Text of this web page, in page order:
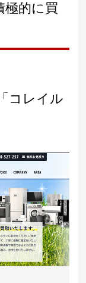
極的に買
コレイル